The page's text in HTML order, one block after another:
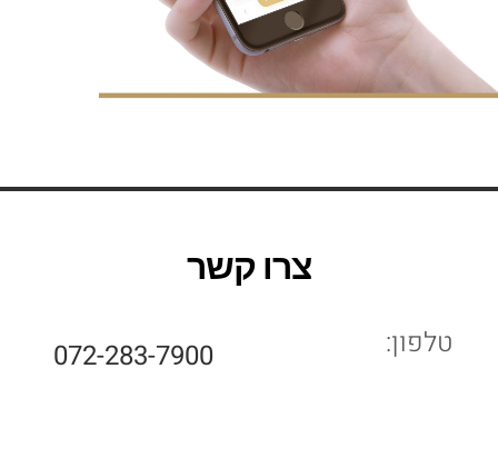
צרו קשר
טלפון: 072-283-7900